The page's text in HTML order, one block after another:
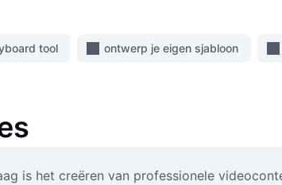
tool ontwerp je eigen sjabloon
is het creëren van professionele